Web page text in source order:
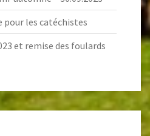
pour les catéchistes
et remise des foulards